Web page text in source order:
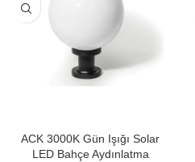
ACK 3000K Gün Işığı Solar
LED Bahçe Aydınlatma